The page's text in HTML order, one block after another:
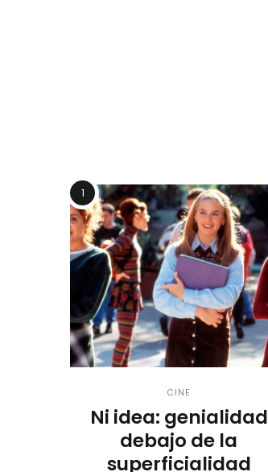
1
CINE
Ni idea: genialidad
debajo de la
superficialidad